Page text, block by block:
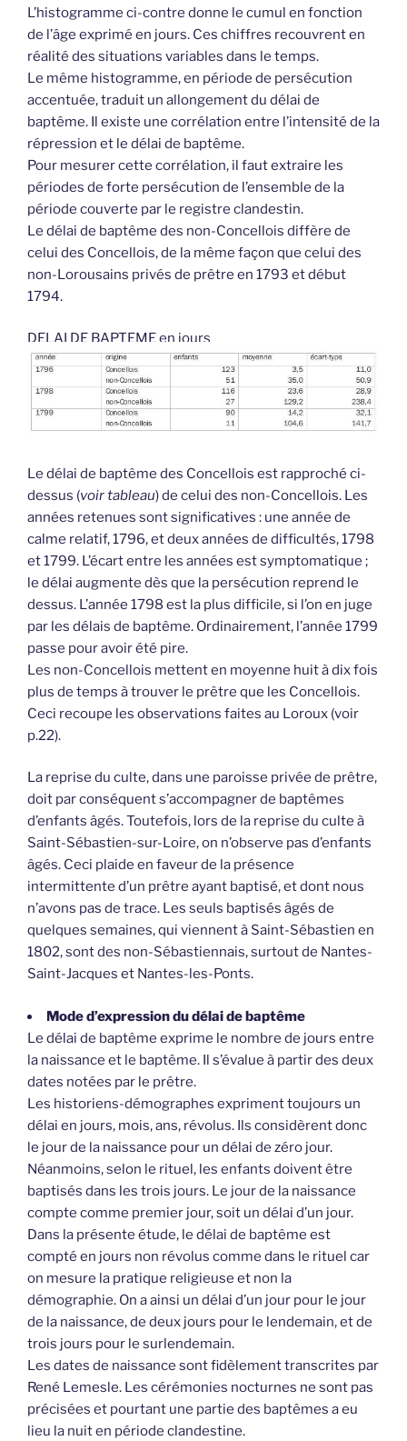
L’histogramme ci-contre donne le cumul en fonction
de l’âge exprimé en jours. Ces chiffres recouvrent en
réalité des situations variables dans le temps.
Le même histogramme, en période de persécution
accentuée, traduit un allongement du délai de
baptême. Il existe une corrélation entre l’intensité de la
répression et le délai de baptême.
Pour mesurer cette corrélation, il faut extraire les
périodes de forte persécution de l’ensemble de la
période couverte par le registre clandestin.
Le délai de baptême des non-Concellois diffère de
celui des Concellois, de la même façon que celui des
non-Lorousains privés de prêtre en 1793 et début
1794.
DELAI DE BAPTEME en jours
Le délai de baptême des Concellois est rapproché ci-
dessus (voir tableau) de celui des non-Concellois. Les
années retenues sont significatives : une année de
calme relatif, 1796, et deux années de difficultés, 1798
et 1799. L’écart entre les années est symptomatique ;
le délai augmente dès que la persécution reprend le
dessus. L’année 1798 est la plus difficile, si l’on en juge
par les délais de baptême. Ordinairement, l’année 1799
passe pour avoir été pire.
Les non-Concellois mettent en moyenne huit à dix fois
plus de temps à trouver le prêtre que les Concellois.
Ceci recoupe les observations faites au Loroux (voir
p.22).
La reprise du culte, dans une paroisse privée de prêtre,
doit par conséquent s’accompagner de baptêmes
d’enfants âgés. Toutefois, lors de la reprise du culte à
Saint-Sébastien-sur-Loire, on n’observe pas d’enfants
âgés. Ceci plaide en faveur de la présence
intermittente d’un prêtre ayant baptisé, et dont nous
n’avons pas de trace. Les seuls baptisés âgés de
quelques semaines, qui viennent à Saint-Sébastien en
1802, sont des non-Sébastiennais, surtout de Nantes-
Saint-Jacques et Nantes-les-Ponts.
Mode d’expression du délai de baptême
Le délai de baptême exprime le nombre de jours entre
la naissance et le baptême. Il s’évalue à partir des deux
dates notées par le prêtre.
Les historiens-démographes expriment toujours un
délai en jours, mois, ans, révolus. Ils considèrent donc
le jour de la naissance pour un délai de zéro jour.
Néanmoins, selon le rituel, les enfants doivent être
baptisés dans les trois jours. Le jour de la naissance
compte comme premier jour, soit un délai d’un jour.
Dans la présente étude, le délai de baptême est
compté en jours non révolus comme dans le rituel car
on mesure la pratique religieuse et non la
démographie. On a ainsi un délai d’un jour pour le jour
de la naissance, de deux jours pour le lendemain, et de
trois jours pour le surlendemain.
Les dates de naissance sont fidèlement transcrites par
René Lemesle. Les cérémonies nocturnes ne sont pas
précisées et pourtant une partie des baptêmes a eu
lieu la nuit en période clandestine.